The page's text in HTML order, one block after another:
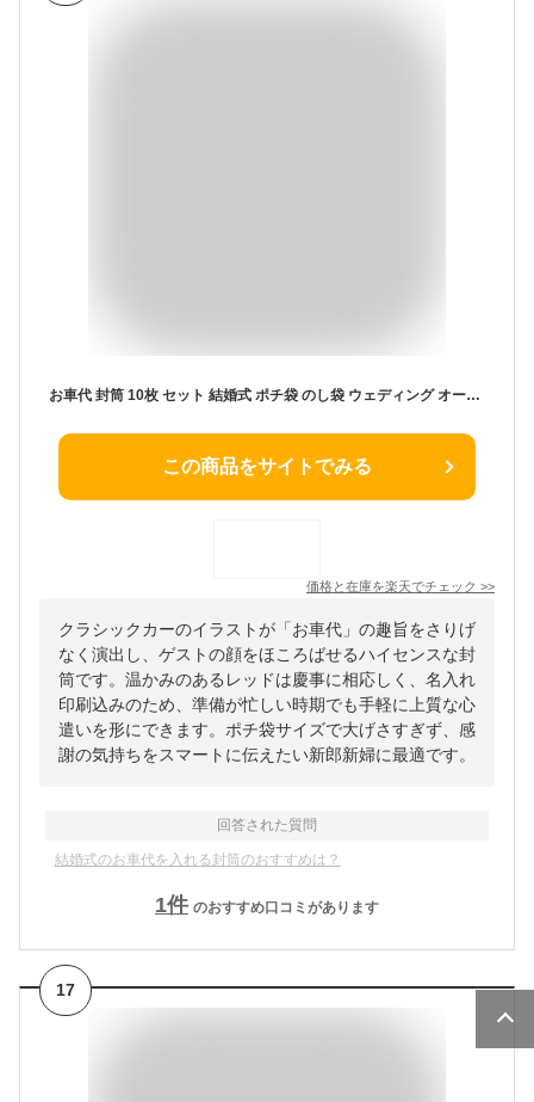
お車代 封筒 10枚 セット 結婚式 ポチ袋 のし袋 ウェディング オータムカー-Red 印刷込み こころづけ
この商品をサイトでみる
価格と在庫を楽天でチェック >>
クラシックカーのイラストが「お車代」の趣旨をさりげ
なく演出し、ゲストの顔をほころばせるハイセンスな封
筒です。温かみのあるレッドは慶事に相応しく、名入れ
印刷込みのため、準備が忙しい時期でも手軽に上質な心
遣いを形にできます。ポチ袋サイズで大げさすぎず、感
謝の気持ちをスマートに伝えたい新郎新婦に最適です。
回答された質問
結婚式のお車代を入れる封筒のおすすめは？
1件 のおすすめ口コミがあります
17